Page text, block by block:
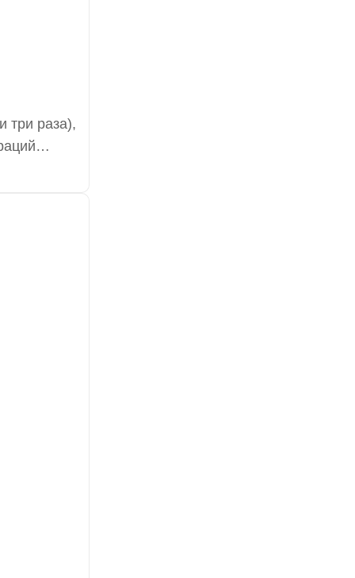
три раза),